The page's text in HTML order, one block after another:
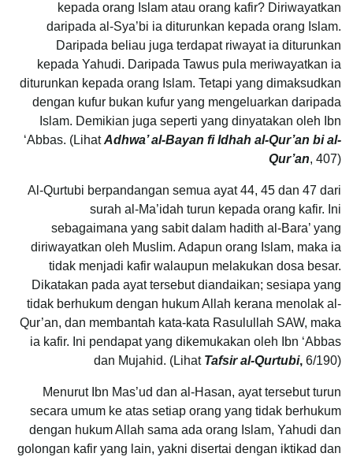
kepada orang Islam atau orang kafir? Diriwayatkan
daripada al-Sya’bi ia diturunkan kepada orang Islam.
Daripada beliau juga terdapat riwayat ia diturunkan
kepada Yahudi. Daripada Tawus pula meriwayatkan ia
diturunkan kepada orang Islam. Tetapi yang dimaksudkan
dengan kufur bukan kufur yang mengeluarkan daripada
Islam. Demikian juga seperti yang dinyatakan oleh Ibn
‘Abbas. (LihatAdhwa’ al-Bayan fi Idhah al-Qur’an bi al-
Qur’an, 407)
Al-Qurtubi berpandangan semua ayat 44, 45 dan 47 dari
surah al-Ma’idah turun kepada orang kafir. Ini
sebagaimana yang sabit dalam hadith al-Bara’ yang
diriwayatkan oleh Muslim. Adapun orang Islam, maka ia
tidak menjadi kafir walaupun melakukan dosa besar.
Dikatakan pada ayat tersebut diandaikan; sesiapa yang
tidak berhukum dengan hukum Allah kerana menolak al-
Qur’an, dan membantah kata-kata Rasulullah SAW, maka
ia kafir. Ini pendapat yang dikemukakan oleh Ibn ‘Abbas
dan Mujahid. (Lihat Tafsir al-Qurtubi, 6/190)
Menurut Ibn Mas’ud dan al-Hasan, ayat tersebut turun
secara umum ke atas setiap orang yang tidak berhukum
dengan hukum Allah sama ada orang Islam, Yahudi dan
golongan kafir yang lain, yakni disertai dengan iktikad dan